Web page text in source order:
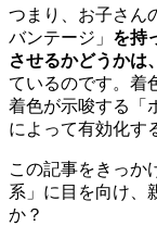
つまり、お子さん
バンテージ」 を持
させるかどうかは
ているのです。着
着色が示唆する「
によって有効化す
この記事をきっか
系」に目を向け、
か？